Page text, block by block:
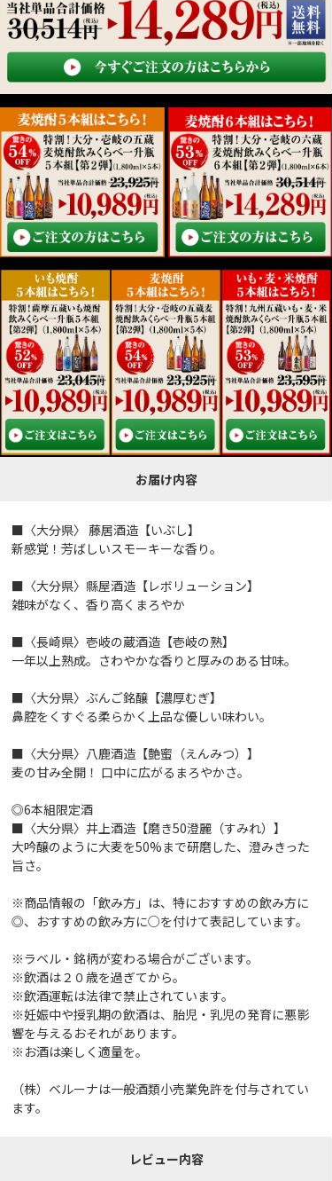
お届け内容
■〈大分県〉 藤居酒造【いぶし】
新感覚！芳ばしいスモーキーな香り。
■〈大分県〉縣屋酒造【レボリューション】
雑味がなく、香り高くまろやか
■〈長崎県〉壱岐の蔵酒造【壱岐の熟】
一年以上熟成。さわやかな香りと厚みのある甘味。
■〈大分県〉ぶんご銘醸【濃厚むぎ】
鼻腔をくすぐる柔らかく上品な優しい味わい。
■〈大分県〉八鹿酒造【艶蜜（えんみつ）】
麦の甘み全開！ 口中に広がるまろやかさ。
◎6本組限定酒
■〈大分県〉井上酒造【磨き50澄麗（すみれ）】
大吟醸のように大麦を50%まで研磨した、澄みきった
旨さ。
※商品情報の「飲み方」は、特におすすめの飲み方に
◎、おすすめの飲み方に○を付けて表記しています。
※ラベル・銘柄が変わる場合がございます。
※飲酒は２０歳を過ぎてから。
※飲酒運転は法律で禁止されています。
※妊娠中や授乳期の飲酒は、胎児・乳児の発育に悪影
響を与えるおそれがあります。
※お酒は楽しく適量を。
（株）ベルーナは一般酒類小売業免許を付与されてい
ます。
レビュー内容